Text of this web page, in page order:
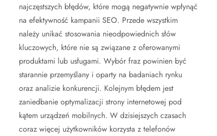
najczęstszych błędów, które mogą negatywnie wpłynąć
na efektywność kampanii SEO. Przede wszystkim
należy unikać stosowania nieodpowiednich słów
kluczowych, które nie są związane z oferowanymi
produktami lub usługami. Wybór fraz powinien być
starannie przemyślany i oparty na badaniach rynku
oraz analizie konkurencji. Kolejnym błędem jest
zaniedbanie optymalizacji strony internetowej pod
kątem urządzeń mobilnych. W dzisiejszych czasach
coraz więcej użytkowników korzysta z telefonów